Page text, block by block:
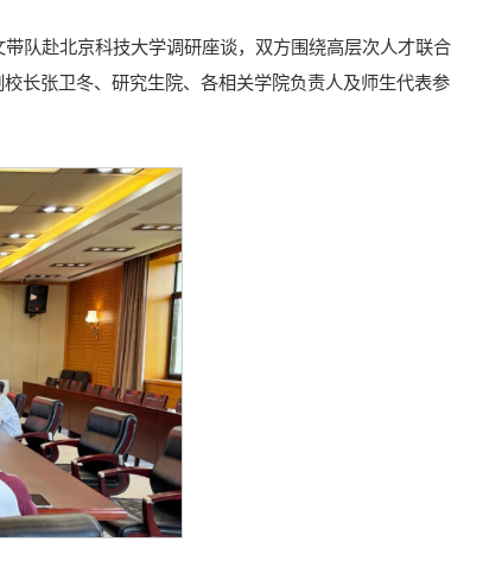
队赴北京科技大学调研座谈，双方围绕高层次人才联合
长张卫冬、研究生院、各相关学院负责人及师生代表参